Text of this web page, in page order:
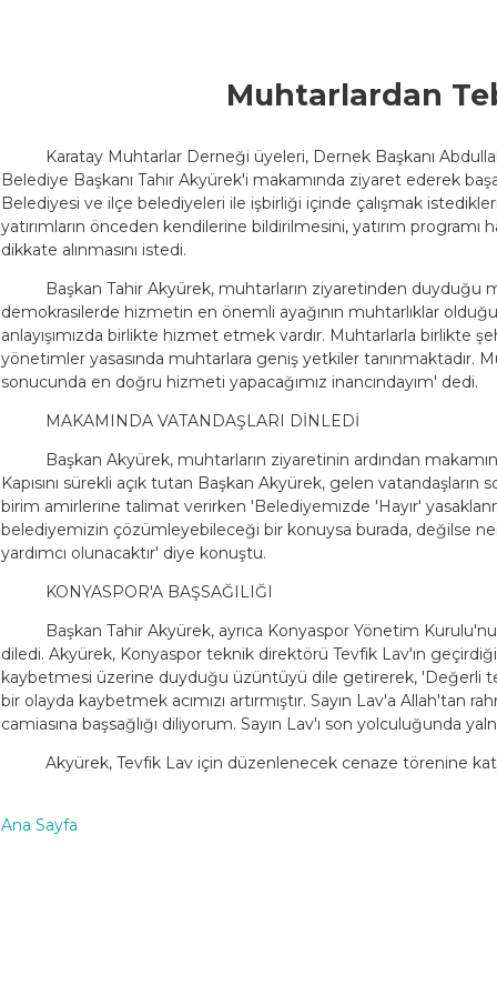
Muhtarlardan
Karatay Muhtarlar Derneği üyeleri, Dernek Başkanı
Belediye Başkanı Tahir Akyürek'i makamında ziyaret ederek
Belediyesi ve ilçe belediyeleri ile işbirliği içinde çalışmak
yatırımların önceden kendilerine bildirilmesini, yatırım programı
dikkate alınmasını istedi.
Başkan Tahir Akyürek, muhtarların ziyaretinden
demokrasilerde hizmetin en önemli ayağının muhtarlıklar
anlayışımızda birlikte hizmet etmek vardır. Muhtarlarla birlikte
yönetimler yasasında muhtarlara geniş yetkiler tanınmaktadır.
sonucunda en doğru hizmeti yapacağımız inancındayım' dedi.
MAKAMINDA VATANDAŞLARI DİNLEDİ
Başkan Akyürek, muhtarların ziyaretinin ardından
Kapısını sürekli açık tutan Başkan Akyürek, gelen vatandaşların
birim amirlerine talimat verirken 'Belediyemizde 'Hayır'
belediyemizin çözümleyebileceği bir konuysa burada, değilse
yardımcı olunacaktır' diye konuştu.
KONYASPOR'A BAŞSAĞILIĞI
Başkan Tahir Akyürek, ayrıca Konyaspor Yönetim
diledi. Akyürek, Konyaspor teknik direktörü Tevfik Lav'ın geçirdiği
kaybetmesi üzerine duyduğu üzüntüyü dile getirerek, 'Değerli
bir olayda kaybetmek acımızı artırmıştır. Sayın Lav'a Allah'tan
camiasına başsağlığı diliyorum. Sayın Lav'ı son yolculuğunda
Akyürek, Tevfik Lav için düzenlenecek cenaze törenine
Ana Sayfa